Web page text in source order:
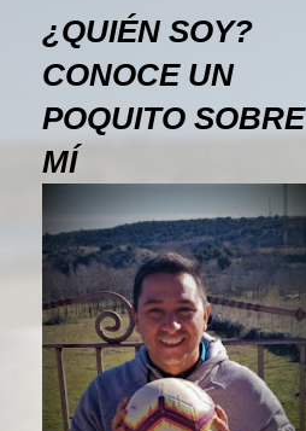
¿QUIÉN SOY?
CONOCE UN
POQUITO SOBRE
MÍ